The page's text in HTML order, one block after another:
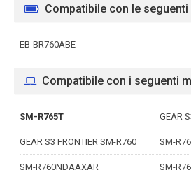
Compatibile con le seguenti
EB-BR760ABE
Compatibile con i seguenti
SM-R765T GEAR
GEAR S3 FRONTIER SM-R760 SM-
SM-R760NDAAXAR SM-